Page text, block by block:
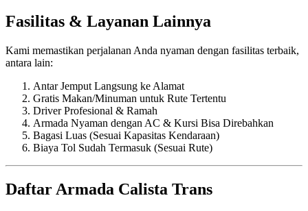
Fasilitas & Layanan Lainnya
Kami memastikan perjalanan Anda nyaman dengan fasilitas terbaik,
antara lain:
Antar Jemput Langsung ke Alamat
Gratis Makan/Minuman untuk Rute Tertentu
Driver Profesional & Ramah
Armada Nyaman dengan AC & Kursi Bisa Direbahkan
Bagasi Luas (Sesuai Kapasitas Kendaraan)
Biaya Tol Sudah Termasuk (Sesuai Rute)
Daftar Armada Calista Trans